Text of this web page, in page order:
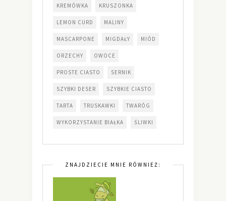
KREMÓWKA KRUSZONKA
LEMON CURD MALINY
MASCARPONE MIGDAŁY MIÓD
ORZECHY OWOCE
PROSTE CIASTO SERNIK
SZYBKI DESER SZYBKIE CIASTO
TARTA TRUSKAWKI TWARÓG
WYKORZYSTANIE BIAŁKA ŚLIWKI
ZNAJDZIECIE MNIE RÓWNIEŻ: